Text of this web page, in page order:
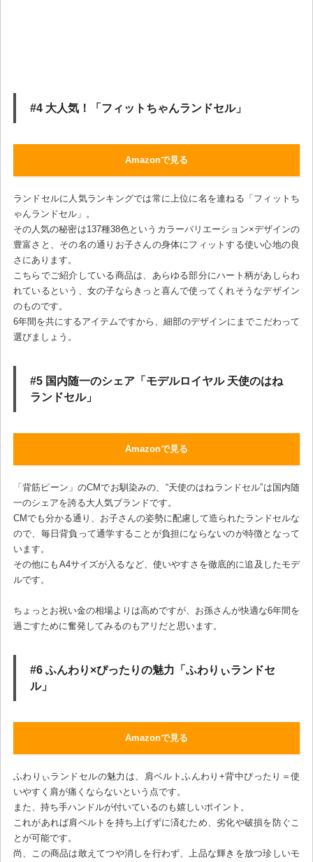
#4 大人気！「フィットちゃんランドセル」
Amazonで見る
ランドセルに人気ランキングでは常に上位に名を連ねる「フィットち
ゃんランドセル」。
その人気の秘密は137種38色というカラーバリエーション×デザインの
豊富さと、その名の通りお子さんの身体にフィットする使い心地の良
さにあります。
こちらでご紹介している商品は、あらゆる部分にハート柄があしらわ
れているという、女の子ならきっと喜んで使ってくれそうなデザイン
のものです。
6年間を共にするアイテムですから、細部のデザインにまでこだわって
選びましょう。
#5 国内随一のシェア「モデルロイヤル 天使のはね
ランドセル」
Amazonで見る
「背筋ピーン」のCMでお馴染みの、“天使のはねランドセル”は国内随
一のシェアを誇る大人気ブランドです。
CMでも分かる通り、お子さんの姿勢に配慮して造られたランドセルな
ので、毎日背負って通学することが負担にならないのが特徴となって
います。
その他にもA4サイズが入るなど、使いやすさを徹底的に追及したモデ
ルです。
ちょっとお祝い金の相場よりは高めですが、お孫さんが快適な6年間を
過ごすために奮発してみるのもアリだと思います。
#6 ふんわり×ぴったりの魅力「ふわりぃランドセ
ル」
Amazonで見る
ふわりぃランドセルの魅力は、肩ベルトふんわり+背中ぴったり＝使
いやすく肩が痛くならないという点です。
また、持ち手ハンドルが付いているのも嬉しいポイント。
これがあれば肩ベルトを持ち上げずに済むため、劣化や破損を防ぐこ
とが可能です。
尚、この商品は敢えてつや消しを行わず、上品な輝きを放つ珍しいモ